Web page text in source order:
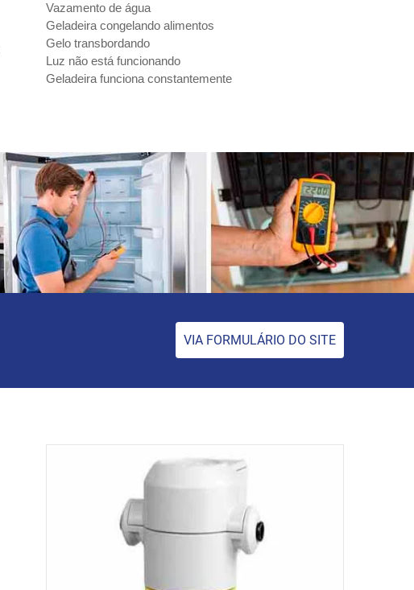
Vazamento de água
Geladeira congelando alimentos
Gelo transbordando
Luz não está funcionando
Geladeira funciona constantemente
VIA FORMULÁRIO DO SITE